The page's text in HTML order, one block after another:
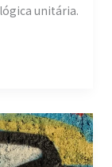
unitária.